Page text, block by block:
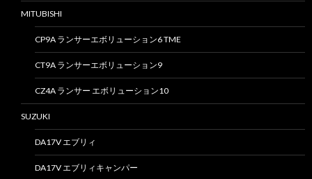
MITUBISHI
CP9A ランサーエボリューション6 TME
CT9A ランサーエボリューション9
CZ4A ランサー エボリューション10
SUZUKI
DA17V エブリィ
DA17V エブリィキャンパー